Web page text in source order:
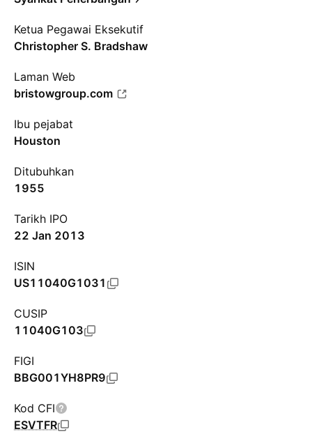
Ketua Pegawai Eksekutif
Christopher S. Bradshaw
Laman Web
bristowgroup.com
Ibu pejabat
Houston
Ditubuhkan
1955
Tarikh IPO
22 Jan 2013
ISIN
US11040G1031
CUSIP
11040G103
FIGI
BBG001YH8PR9
Kod CFI
ESVTFR